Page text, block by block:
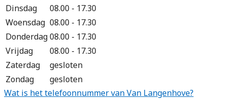
Dinsdag
08.00 - 17.30
Woensdag 08.00 - 17.30
Donderdag08.00 - 17.30
Vrijdag
08.00 - 17.30
Zaterdag
gesloten
Zondag
gesloten
Wat is het telefoonnummer van Van Langenhove?